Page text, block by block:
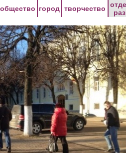
общество город творчество